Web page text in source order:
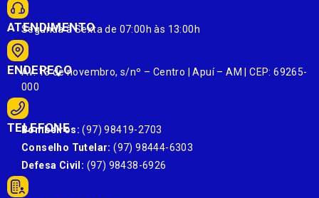
ATENDIMENTO
Segunda à Sexta de 07:00h às 13:00h
ENDEREÇO
Av. 13 de novembro, s/nº – Centro | Apuí – AM | CEP: 69265-
000
TELEFONE
Bombeiros: (97) 98419-2703
Conselho Tutelar: (97) 98444-6303
Defesa Civil: (97) 98438-6926